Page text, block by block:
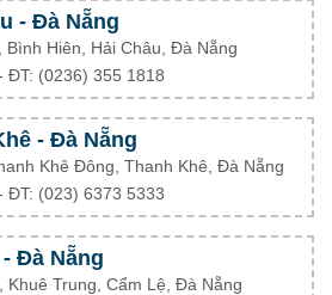
- Đà Nẵng
Hiên, Hải Châu, Đà Nẵng
ĐT: (0236) 355 1818
- Đà Nẵng
Khê Đông, Thanh Khê, Đà Nẵng
ĐT: (023) 6373 5333
Đà Nẵng
Khuê Trung, Cẩm Lệ, Đà Nẵng